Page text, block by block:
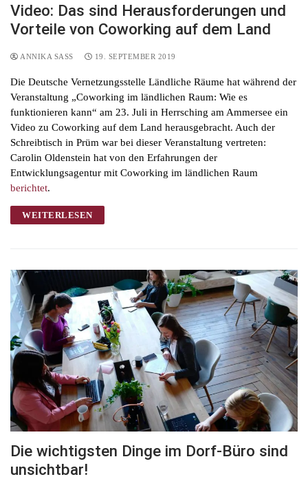
Video: Das sind Herausforderungen und
Vorteile von Coworking auf dem Land
ANNIKA SASS 19. SEPTEMBER 2019
Die Deutsche Vernetzungsstelle Ländliche Räume hat während der
Veranstaltung „Coworking im ländlichen Raum: Wie es
funktionieren kann“ am 23. Juli in Herrsching am Ammersee ein
Video zu Coworking auf dem Land herausgebracht. Auch der
Schreibtisch in Prüm war bei dieser Veranstaltung vertreten:
Carolin Oldenstein hat von den Erfahrungen der
Entwicklungsagentur mit Coworking im ländlichen Raum
berichtet.
WEITERLESEN
Die wichtigsten Dinge im Dorf-Büro sind
unsichtbar!